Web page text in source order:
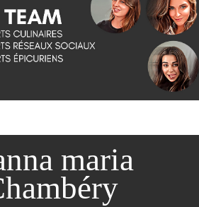
maria